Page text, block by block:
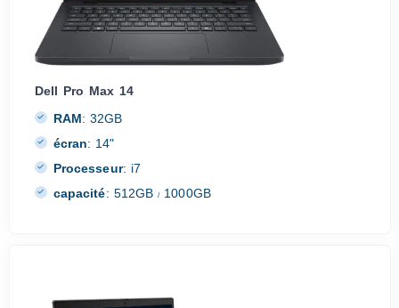
Dell Pro Max 14
RAM: 32GB
écran: 14"
Processeur: i7
capacité: 512GB/ 1000GB